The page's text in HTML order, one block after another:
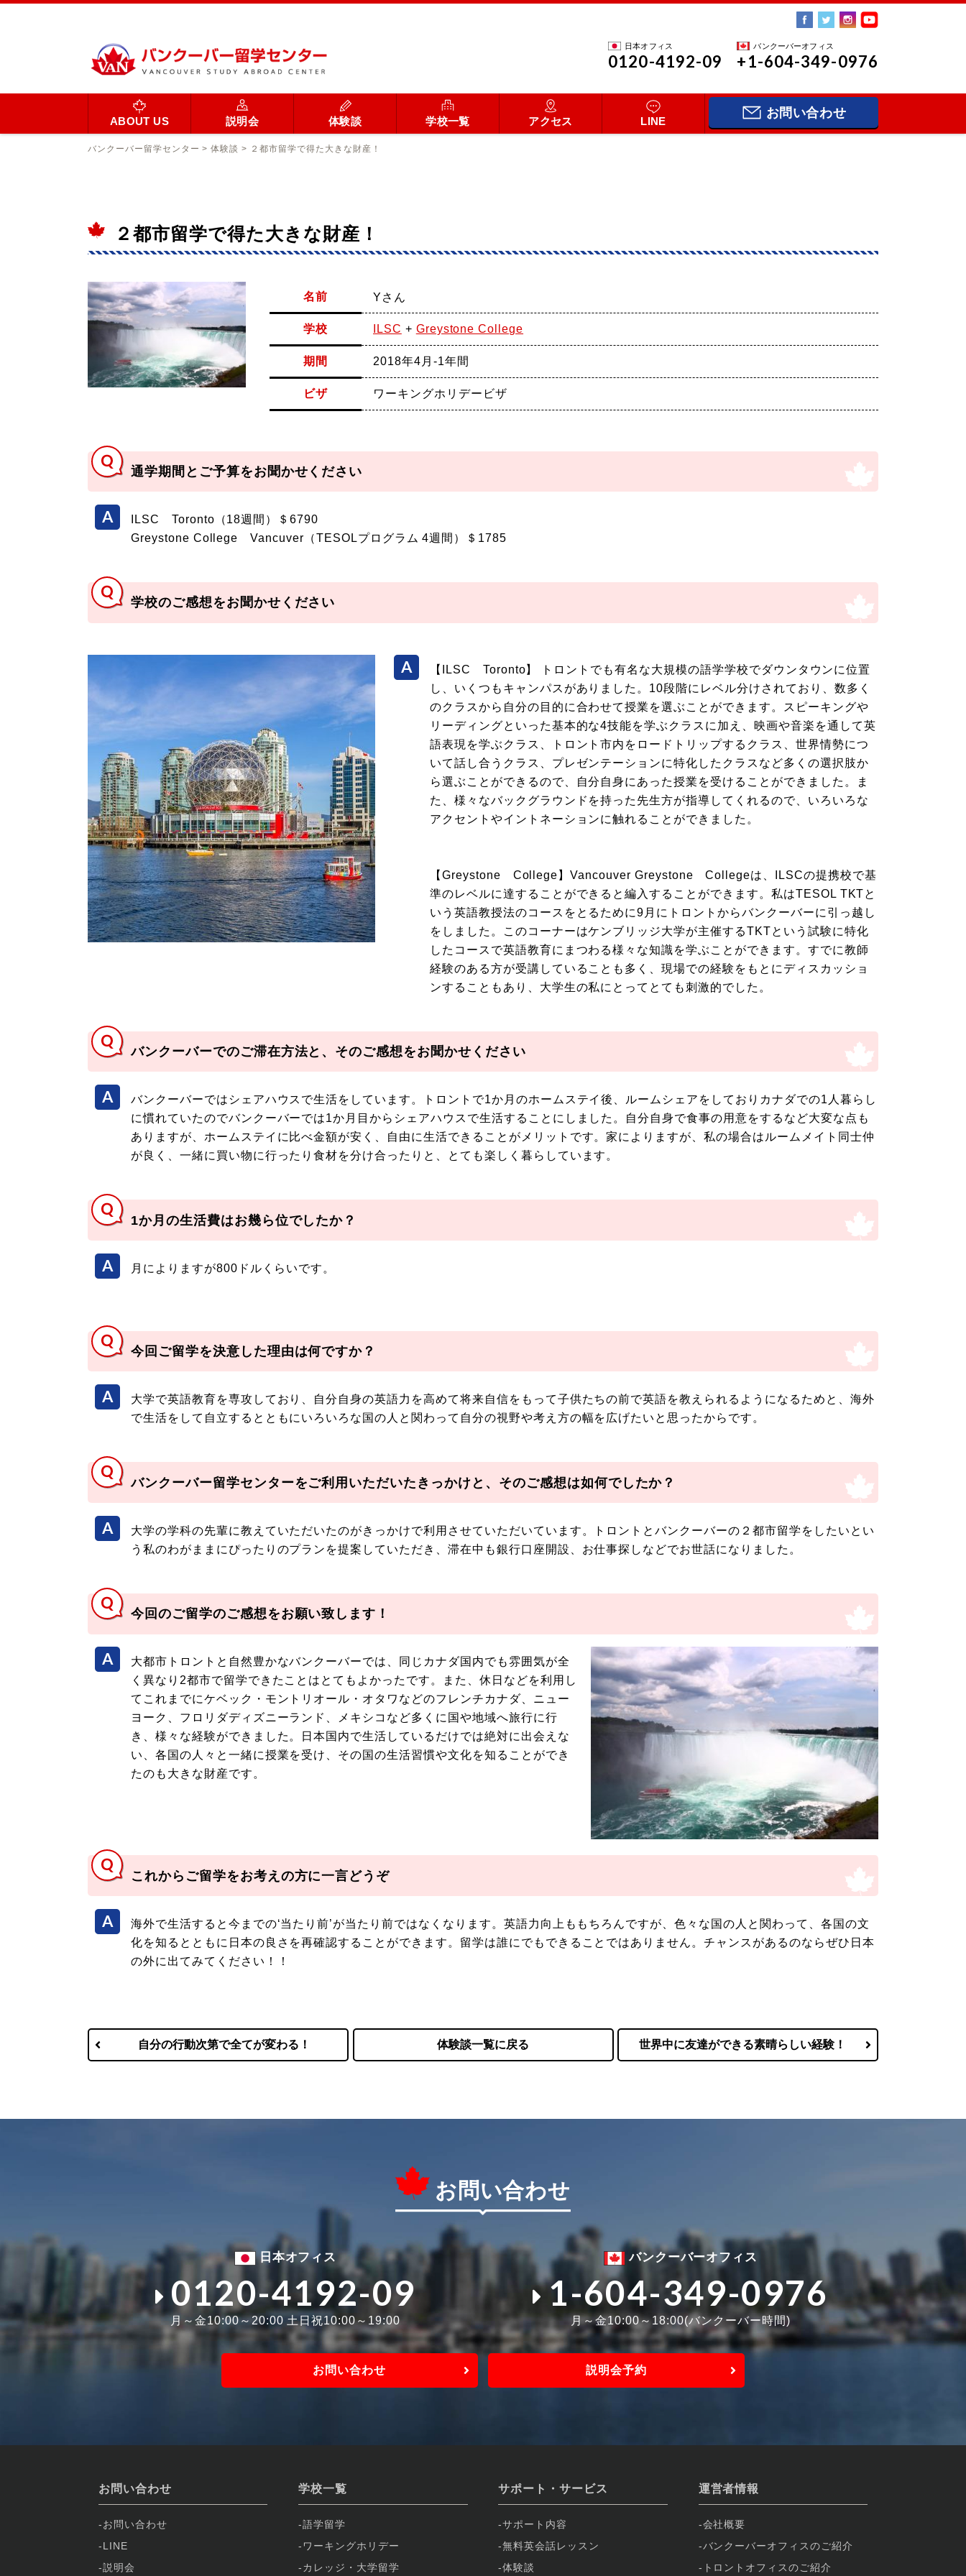
日本オフィス
0120-4192-09
バンクーバーオフィス
+1-604-349-0976
ABOUT US 説明会 体験談 学校一覧 アクセス LINE
お問い合わせ
バンクーバー留学センター >体験談 > ２都市留学で得た大きな財産！
２都市留学で得た大きな財産！
名前 Yさん
学校 ILSC + Greystone College
期間 2018年4月-1年間
ビザ ワーキングホリデービザ
通学期間とご予算をお聞かせください
ILSC Toronto（18週間）＄6790
Greystone College Vancuver（TESOLプログラム 4週間）＄1785
学校のご感想をお聞かせください
【ILSC Toronto】 トロントでも有名な大規模の語学学校でダウンタウンに位置
し、いくつもキャンパスがありました。10段階にレベル分けされており、数多く
のクラスから自分の目的に合わせて授業を選ぶことができます。スピーキングや
リーディングといった基本的な4技能を学ぶクラスに加え、映画や音楽を通して英
語表現を学ぶクラス、トロント市内をロードトリップするクラス、世界情勢につ
いて話し合うクラス、プレゼンテーションに特化したクラスなど多くの選択肢か
ら選ぶことができるので、自分自身にあった授業を受けることができました。ま
た、様々なバックグラウンドを持った先生方が指導してくれるので、いろいろな
アクセントやイントネーションに触れることができました。
【Greystone College】Vancouver Greystone Collegeは、ILSCの提携校で基
準のレベルに達することができると編入することができます。私はTESOL TKTと
いう英語教授法のコースをとるために9月にトロントからバンクーバーに引っ越し
をしました。このコーナーはケンブリッジ大学が主催するTKTという試験に特化
したコースで英語教育にまつわる様々な知識を学ぶことができます。すでに教師
経験のある方が受講していることも多く、現場での経験をもとにディスカッショ
ンすることもあり、大学生の私にとってとても刺激的でした。
バンクーバーでのご滞在方法と、そのご感想をお聞かせください
バンクーバーではシェアハウスで生活をしています。トロントで1か月のホームステイ後、ルームシェアをしておりカナダでの1人暮らし
に慣れていたのでバンクーバーでは1か月目からシェアハウスで生活することにしました。自分自身で食事の用意をするなど大変な点も
ありますが、ホームステイに比べ金額が安く、自由に生活できることがメリットです。家によりますが、私の場合はルームメイト同士仲
が良く、一緒に買い物に行ったり食材を分け合ったりと、とても楽しく暮らしています。
1か月の生活費はお幾ら位でしたか？
月によりますが800ドルくらいです。
今回ご留学を決意した理由は何ですか？
大学で英語教育を専攻しており、自分自身の英語力を高めて将来自信をもって子供たちの前で英語を教えられるようになるためと、海外
で生活をして自立するとともにいろいろな国の人と関わって自分の視野や考え方の幅を広げたいと思ったからです。
バンクーバー留学センターをご利用いただいたきっかけと、そのご感想は如何でしたか？
大学の学科の先輩に教えていただいたのがきっかけで利用させていただいています。トロントとバンクーバーの２都市留学をしたいとい
う私のわがままにぴったりのプランを提案していただき、滞在中も銀行口座開設、お仕事探しなどでお世話になりました。
今回のご留学のご感想をお願い致します！
大都市トロントと自然豊かなバンクーバーでは、同じカナダ国内でも雰囲気が全
く異なり2都市で留学できたことはとてもよかったです。また、休日などを利用し
てこれまでにケベック・モントリオール・オタワなどのフレンチカナダ、ニュー
ヨーク、フロリダディズニーランド、メキシコなど多くに国や地域へ旅行に行
き、様々な経験ができました。日本国内で生活しているだけでは絶対に出会えな
い、各国の人々と一緒に授業を受け、その国の生活習慣や文化を知ることができ
たのも大きな財産です。
これからご留学をお考えの方に一言どうぞ
海外で生活すると今までの‘当たり前’が当たり前ではなくなります。英語力向上ももちろんですが、色々な国の人と関わって、各国の文
化を知るとともに日本の良さを再確認することができます。留学は誰にでもできることではありません。チャンスがあるのならぜひ日本
の外に出てみてください！！
自分の行動次第で全てが変わる！ 体験談一覧に戻る 世界中に友達ができる素晴らしい経験！
お問い合わせ
日本オフィス
0120-4192-09
月～金10:00～20:00 土日祝10:00～19:00
バンクーバーオフィス
1-604-349-0976
月～金10:00～18:00(バンクーバー時間)
お問い合わせ 説明会予約
お問い合わせ
お問い合わせ
LINE
説明会
学校一覧
語学留学
ワーキングホリデー
カレッジ・大学留学
サポート・サービス
サポート内容
無料英会話レッスン
体験談
運営者情報
会社概要
バンクーバーオフィスのご紹介
トロントオフィスのご紹介